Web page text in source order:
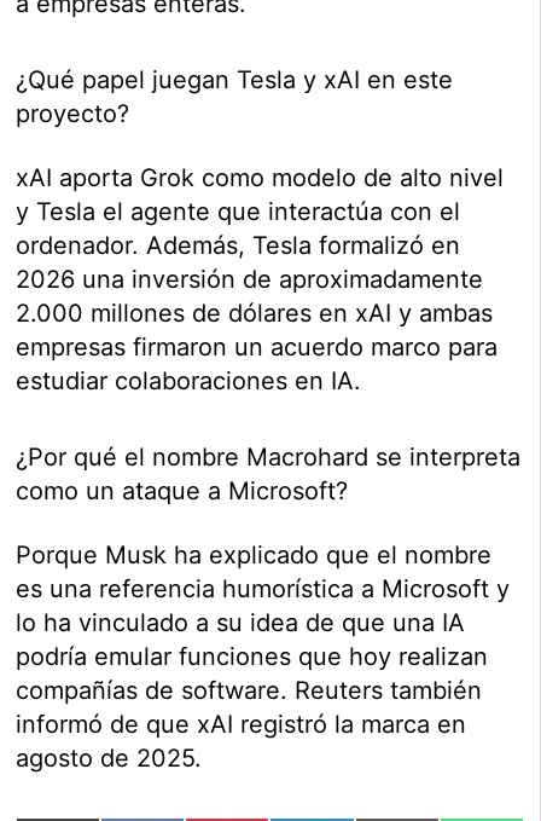
¿Qué papel juegan Tesla y xAI en este
proyecto?
xAI aporta Grok como modelo de alto nivel
y Tesla el agente que interactúa con el
ordenador. Además, Tesla formalizó en
2026 una inversión de aproximadamente
2.000 millones de dólares en xAI y ambas
empresas firmaron un acuerdo marco para
estudiar colaboraciones en IA.
¿Por qué el nombre Macrohard se interpreta
como un ataque a Microsoft?
Porque Musk ha explicado que el nombre
es una referencia humorística a Microsoft y
lo ha vinculado a su idea de que una IA
podría emular funciones que hoy realizan
compañías de software. Reuters también
informó de que xAI registró la marca en
agosto de 2025.